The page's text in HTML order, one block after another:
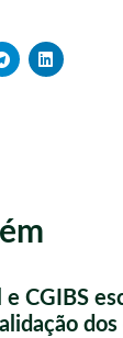
e CGIBS